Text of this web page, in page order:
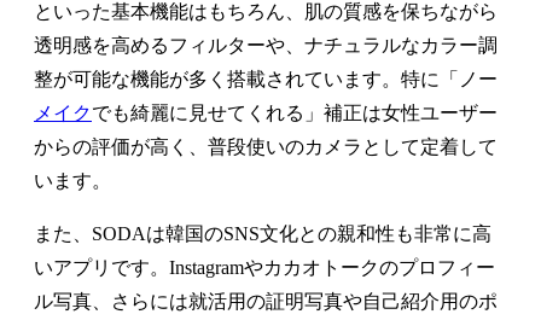
といった基本機能はもちろん、肌の質感を保ちながら
透明感を高めるフィルターや、ナチュラルなカラー調
整が可能な機能が多く搭載されています。特に「ノー
メイクでも綺麗に見せてくれる」補正は女性ユーザー
からの評価が高く、普段使いのカメラとして定着して
います。
また、SODAは韓国のSNS文化との親和性も非常に高
いアプリです。Instagramやカカオトークのプロフィー
ル写真、さらには就活用の証明写真や自己紹介用のポ